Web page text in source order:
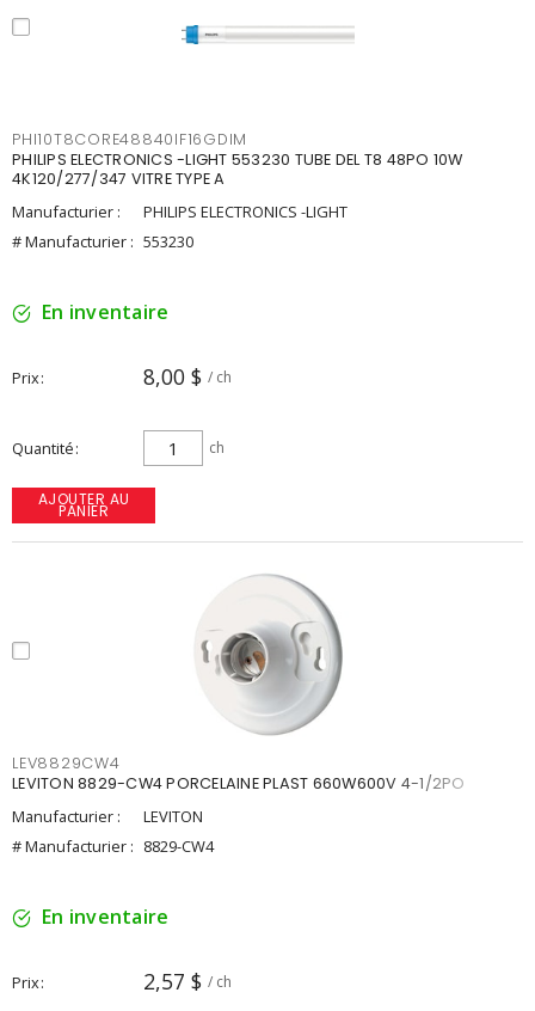
PHI10T8CORE48840IF16GDIM
PHILIPS ELECTRONICS -LIGHT 553230 TUBE DEL T8 48PO 10W
4K120/277/347 VITRE TYPE A
Manufacturier :
PHILIPS ELECTRONICS -LIGHT
# Manufacturier : 553230
En inventaire
Prix 8,00 $ / ch
Quantité ch
AJOUTER AU
PANIER
LEV8829CW4
LEVITON 8829-CW4 PORCELAINE PLAST 660W600V 4-1/2PO
Manufacturier :
LEVITON
# Manufacturier : 8829-CW4
En inventaire
Prix 2,57 $ / ch